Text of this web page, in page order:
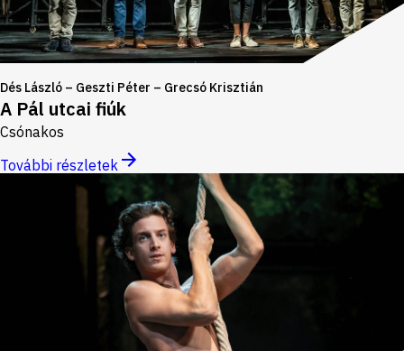
Dés László – Geszti Péter – Grecsó Krisztián
A Pál utcai fiúk
Csónakos
További részletek